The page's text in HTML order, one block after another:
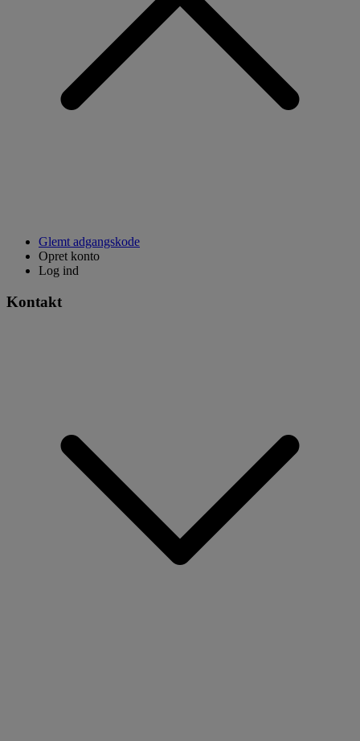
Glemt adgangskode
Opret konto
Log ind
Kontakt